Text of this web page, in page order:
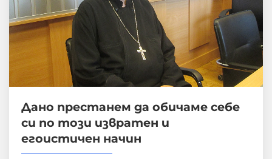
Дано престанем да обичаме себе
си по този извратен и
егоистичен начин